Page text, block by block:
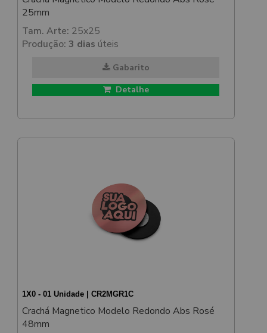
25mm
Tam. Arte: 25x25
Produção: 3 dias úteis
Gabarito
Detalhe
1X0 - 01 Unidade | CR2MGR1C
Crachá Magnetico Modelo Redondo Abs Rosé
48mm